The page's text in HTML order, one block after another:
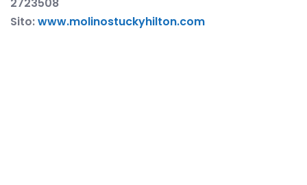
Sito:www.molinostuckyhilton.com